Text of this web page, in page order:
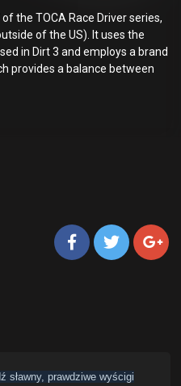
the TOCA Race Driver series,
of the US). It uses the
in Dirt 3 and employs a brand
provides a balance between
sławny, prawdziwe wyścigi